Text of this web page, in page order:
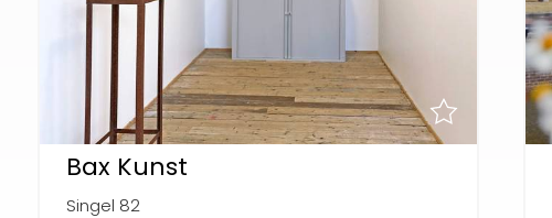
Bax Kunst
Singel 82